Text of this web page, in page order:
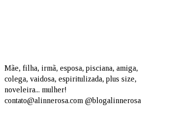
Mãe, filha, irmã, esposa, pisciana, amiga,
colega, vaidosa, espiritulizada, plus size,
noveleira... mulher!
contato@alinnerosa.com @blogalinnerosa